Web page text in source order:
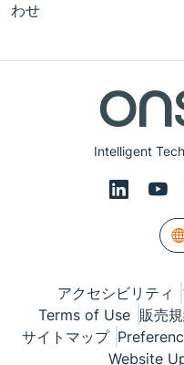
Intelligent
わせ
アクセシビリティ
Terms of Use 販売
サイトマップ
Website